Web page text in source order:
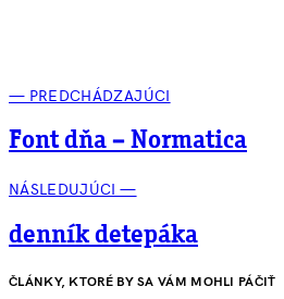
— PREDCHÁDZAJÚCI
Font dňa – Normatica
NÁSLEDUJÚCI —
denník detepáka
ČLÁNKY, KTORÉ BY SA VÁM MOHLI PÁČIŤ